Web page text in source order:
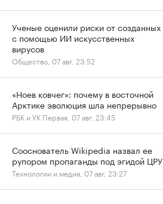
Ученые оценили риски от созданных
с помощью ИИ искусственных
вирусов
Общество, 07 авг, 23:52
«Ноев ковчег»: почему в восточной
Арктике эволюция шла непрерывно
РБК и УК Первая, 07 авг, 23:45
Сооснователь Wikipedia назвал ее
рупором пропаганды под эгидой ЦРУ
Технологии и медиа, 07 авг, 23:27